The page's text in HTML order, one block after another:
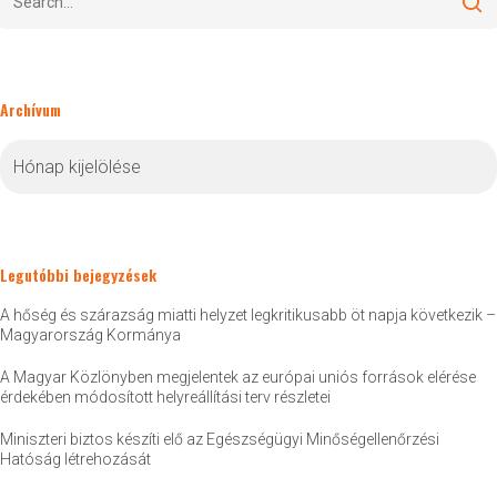
Archívum
Legutóbbi bejegyzések
A hőség és szárazság miatti helyzet legkritikusabb öt napja következik –
Magyarország Kormánya
A Magyar Közlönyben megjelentek az európai uniós források elérése
érdekében módosított helyreállítási terv részletei
Miniszteri biztos készíti elő az Egészségügyi Minőségellenőrzési
Hatóság létrehozását